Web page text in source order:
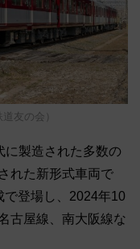
友の会）
製造された多数の
れた新形式車両で
登場し、2024年10
古屋線、南大阪線な